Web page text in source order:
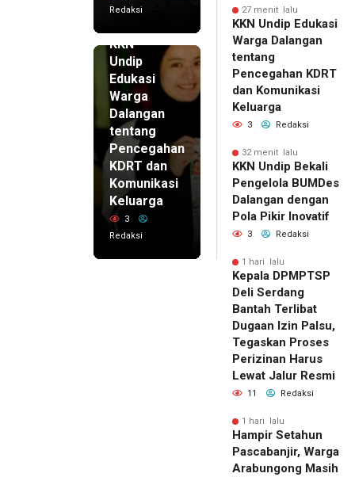
Redaksi
KKN
Undip
Edukasi
Warga
Dalangan
tentang
Pencegahan
KDRT dan
Komunikasi
Keluarga
3
Redaksi
27 menit lalu
KKN Undip Edukasi
Warga Dalangan
tentang
Pencegahan KDRT
dan Komunikasi
Keluarga
3 Redaksi
32 menit lalu
KKN Undip Bekali
Pengelola BUMDes
Dalangan dengan
Pola Pikir Inovatif
3 Redaksi
1 hari lalu
Kepala DPMPTSP
Deli Serdang
Bantah Terlibat
Dugaan Izin Palsu,
Tegaskan Proses
Perizinan Harus
Lewat Jalur Resmi
11 Redaksi
1 hari lalu
Hampir Setahun
Pascabanjir, Warga
Arabungong Masih